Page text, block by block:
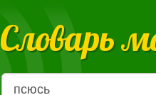
Словарь